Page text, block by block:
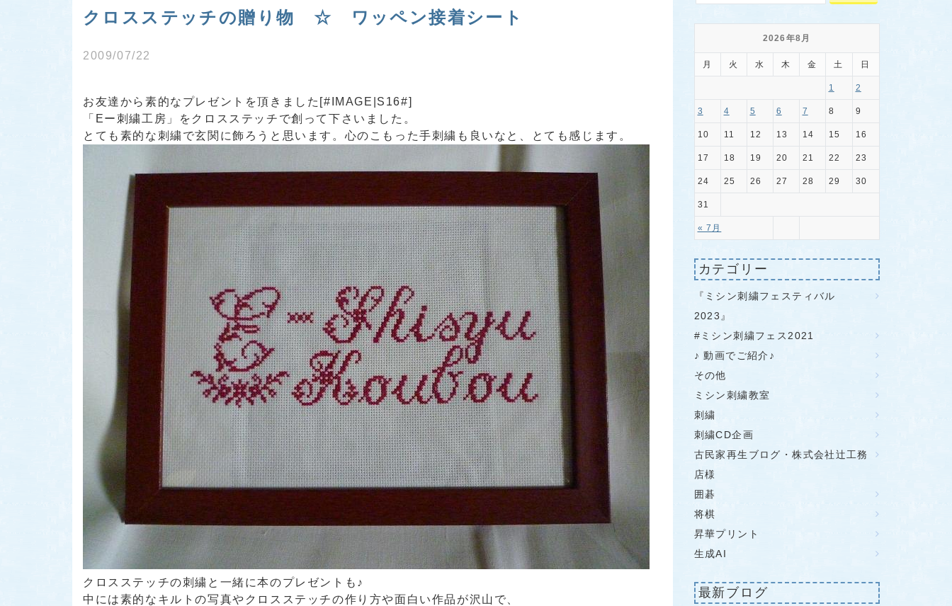
クロスステッチの贈り物 ☆ ワッペン接着シート
2009/07/22
お友達から素的なプレゼントを頂きました[#IMAGE|S16#]
「Eー刺繍工房」をクロスステッチで創って下さいました。
とても素的な刺繍で玄関に飾ろうと思います。心のこもった手刺繍も良いなと、とても感じます。
クロスステッチの刺繍と一緒に本のプレゼントも♪
中には素的なキルトの写真やクロスステッチの作り方や面白い作品が沢山で、
2026年8月
月 火 水 木 金 土 日
« 7月
1 2
3 4 5 6 7 8 9
10 11 12 13 14 15 16
17 18 19 20 21 22 23
24 25 26 27 28 29 30
31
カテゴリー
『ミシン刺繍フェスティバル
2023』
#ミシン刺繍フェス2021
♪ 動画でご紹介♪
その他
ミシン刺繍教室
刺繍
刺繍CD企画
古民家再生ブログ・株式会社辻工務
店様
囲碁
将棋
昇華プリント
生成AI
最新ブログ